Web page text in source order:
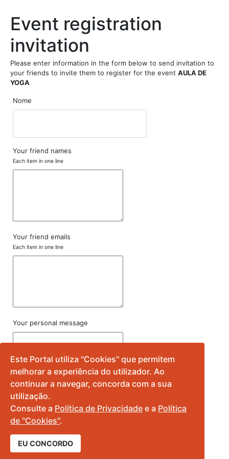
Event registration
invitation
Please enter information in the form below to send invitation to
your friends to invite them to register for the event AULA DE
YOGA
Nome
Your friend names
Each item in one line
Your friend emails
Each item in one line
Your personal message
Este Portal utiliza "Cookies" que permitem
melhorar a experiência do utilizador. Ao
continuar a navegar, concorda com a sua
utilização.
Consulte a Política de Privacidade e a Política
de "Cookies".
EU CONCORDO